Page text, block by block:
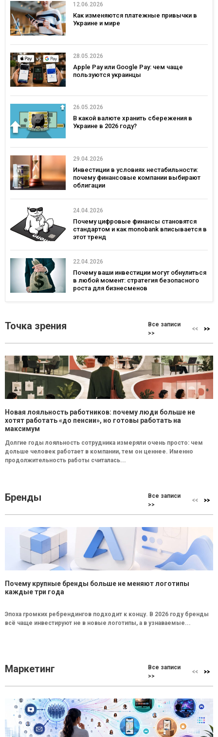
12.06.2026
Как изменяются платежные привычки в
Украине и мире
28.05.2026
Apple Pay или Google Pay: чем чаще
пользуются украинцы
26.05.2026
В какой валюте хранить сбережения в
Украине в 2026 году?
29.04.2026
Инвестиции в условиях нестабильности:
почему финансовые компании выбирают
облигации
24.04.2026
Почему цифровые финансы становятся
стандартом и как monobank вписывается в
этот тренд
22.04.2026
Почему ваши инвестиции могут обнулиться
в любой момент: стратегия безопасного
роста для бизнесменов
Точка зрения
Все записи
>>
Новая лояльность работников: почему люди больше не
хотят работать «до пенсии», но готовы работать на
максимум
Долгие годы лояльность сотрудника измеряли очень просто: чем
дольше человек работает в компании, тем он ценнее. Именно
продолжительность работы считалась...
Бренды
Все записи
>>
Почему крупные бренды больше не меняют логотипы
каждые три года
Эпоха громких ребрендингов подходит к концу. В 2026 году бренды
всё чаще инвестируют не в новые логотипы, а в узнаваемые...
Маркетинг
Все записи
>>